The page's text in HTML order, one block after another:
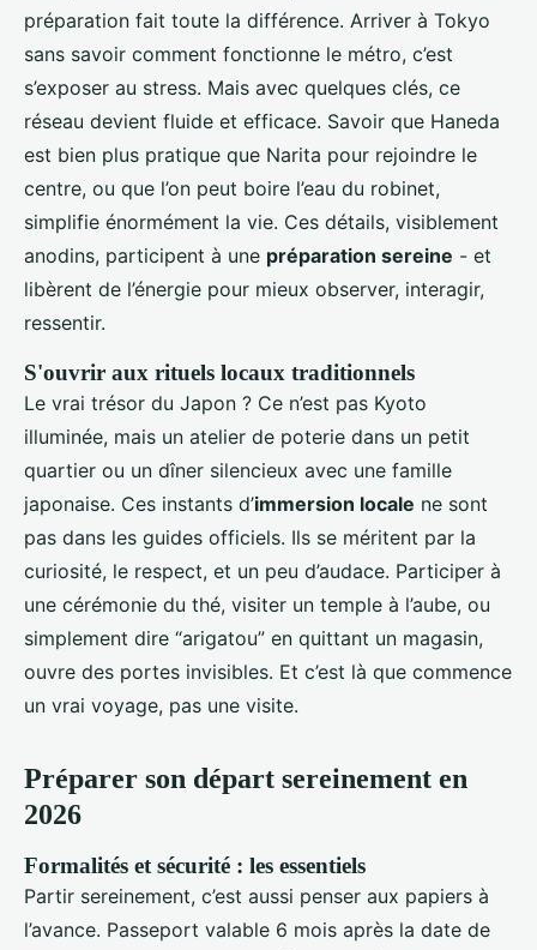
préparation fait toute la différence. Arriver à Tokyo
sans savoir comment fonctionne le métro, c’est
s’exposer au stress. Mais avec quelques clés, ce
réseau devient fluide et efficace. Savoir que Haneda
est bien plus pratique que Narita pour rejoindre le
centre, ou que l’on peut boire l’eau du robinet,
simplifie énormément la vie. Ces détails, visiblement
anodins, participent à une préparation sereine - et
libèrent de l’énergie pour mieux observer, interagir,
ressentir.
S'ouvrir aux rituels locaux traditionnels
Le vrai trésor du Japon ? Ce n’est pas Kyoto
illuminée, mais un atelier de poterie dans un petit
quartier ou un dîner silencieux avec une famille
japonaise. Ces instants d’immersion locale ne sont
pas dans les guides officiels. Ils se méritent par la
curiosité, le respect, et un peu d’audace. Participer à
une cérémonie du thé, visiter un temple à l’aube, ou
simplement dire “arigatou” en quittant un magasin,
ouvre des portes invisibles. Et c’est là que commence
un vrai voyage, pas une visite.
Préparer son départ sereinement en
2026
Formalités et sécurité : les essentiels
Partir sereinement, c’est aussi penser aux papiers à
l’avance. Passeport valable 6 mois après la date de